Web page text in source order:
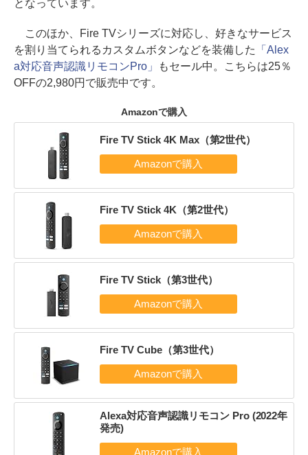
となっています。
このほか、Fire TVシリーズに対応し、好きなサービス
を割り当てられるカスタムボタンなどを装備した
「Alex
a対応音声認識リモコンPro」
もセール中。こちらは25％
OFFの2,980円で販売中です。
Amazonで購入
Fire TV Stick 4K Max（第2世代）
Fire TV Stick 4K（第2世代）
Fire TV Stick（第3世代）
Fire TV Cube（第3世代）
Alexa対応音声認識リモコン Pro (2022年
発売)